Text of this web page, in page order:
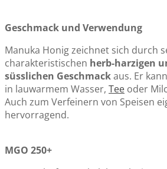
Geschmack und Verwendung
Manuka Honig zeichnet sich durch
charakteristischen herb-harzigen
süsslichen Geschmackaus. Er
in lauwarmem Wasser, Tee oder
Auch zum Verfeinern von Speisen
hervorragend.
MGO 250+